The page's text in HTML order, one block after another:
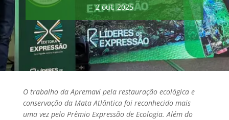
2 out, 2025
O trabalho da Apremavi pela restauração ecológica e
conservação da Mata Atlântica foi reconhecido mais
uma vez pelo Prêmio Expressão de Ecologia. Além do